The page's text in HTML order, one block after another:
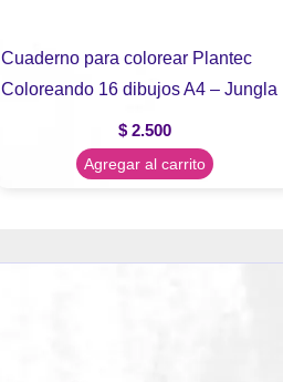
Cuaderno para colorear Plantec
Coloreando 16 dibujos A4 – Jungla
$2.500
Agregar al carrito